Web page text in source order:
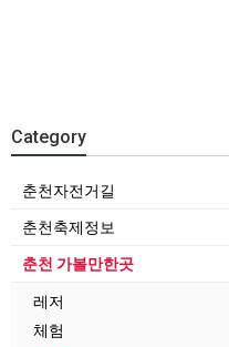
Category
춘천자전거길
춘천축제정보
춘천 가볼만한곳
레저
체험